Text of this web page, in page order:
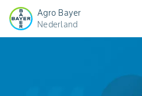
Agro Bayer
Nederland